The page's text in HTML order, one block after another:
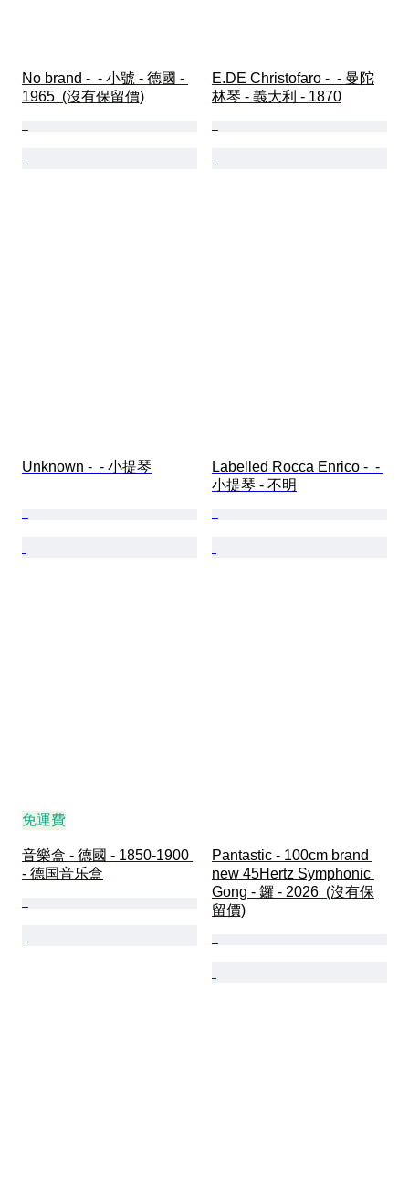
No brand -  - 小號 - 德國 -
1965  (沒有保留價)
E.DE Christofaro -  - 曼陀
林琴 - 義大利 - 1870
Unknown -  - 小提琴
Labelled Rocca Enrico -  -
小提琴 - 不明
免運費
音樂盒 - 德國 - 1850-1900
- 德国音乐盒
Pantastic - 100cm brand
new 45Hertz Symphonic
Gong - 鑼 - 2026  (沒有保
留價)